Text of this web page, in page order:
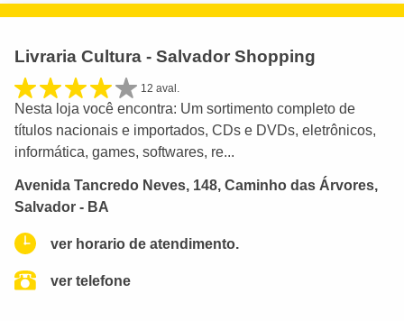
Livraria Cultura - Salvador Shopping
12 aval.
Nesta loja você encontra: Um sortimento completo de
títulos nacionais e importados, CDs e DVDs, eletrônicos,
informática, games, softwares, re...
Avenida Tancredo Neves, 148, Caminho das Árvores,
Salvador - BA
ver horario de atendimento.
ver telefone